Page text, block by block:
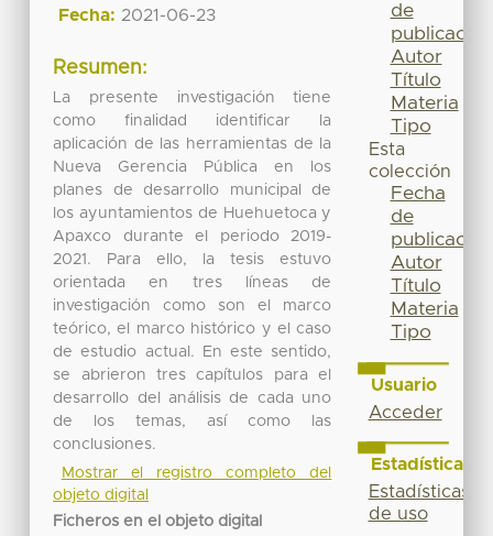
Fecha: 2021-06-23
Resumen:
La presente investigación tiene
como finalidad identificar la
aplicación de las herramientas de la
Nueva Gerencia Pública en los
planes de desarrollo municipal de
los ayuntamientos de Huehuetoca y
Apaxco durante el periodo 2019-
2021. Para ello, la tesis estuvo
orientada en tres líneas de
investigación como son el marco
teórico, el marco histórico y el caso
de estudio actual. En este sentido,
se abrieron tres capítulos para el
desarrollo del análisis de cada uno
de los temas, así como las
conclusiones.
Mostrar el registro completo del
objeto digital
Ficheros en el objeto digital
de
publicación
Autor
Título
Materia
Tipo
Esta
colección
Fecha
de
publicación
Autor
Título
Materia
Tipo
Usuario
Acceder
Estadísticas
Estadísticas
de uso